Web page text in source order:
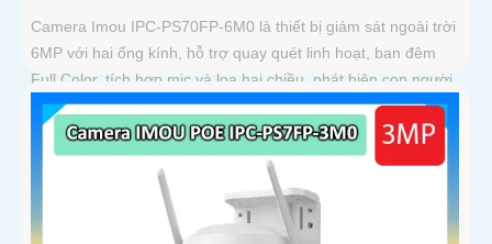
Camera Imou IPC-PS70FP-6M0 là thiết bị giám sát ngoài trời
6MP với hai ống kính, hỗ trợ quay quét linh hoạt, ban đêm
Full Color, tích hợp mic và loa hai chiều, phát hiện con người
và phương tiện, phù hợp lắp đặt cho gia đình, cửa hàng và
văn phòng